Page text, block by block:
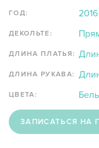
ГОД: 2016
ДЕКОЛЬТЕ:
ДЛИНА ПЛАТЬЯ:
ДЛИНА РУКАВА:
ЦВЕТА:
ЗАПИСАТЬСЯ НА